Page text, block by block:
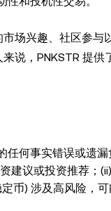
场兴趣、社区参与
说，PNKSTR 提供
任何事实错误或遗
建议或投资推荐；
币) 涉及高风险，
关您具体情况的问题